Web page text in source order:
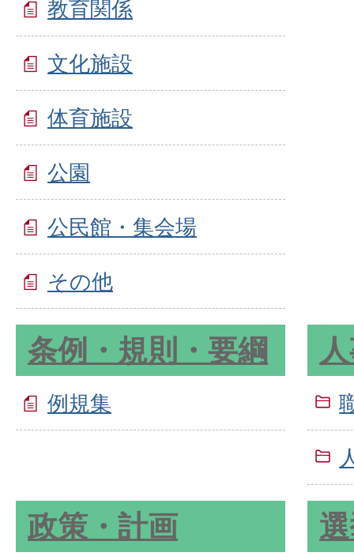
教育関係
文化施設
体育施設
公園
公民館・集会場
その他
条例・規則・要綱
例規集
政策・計画